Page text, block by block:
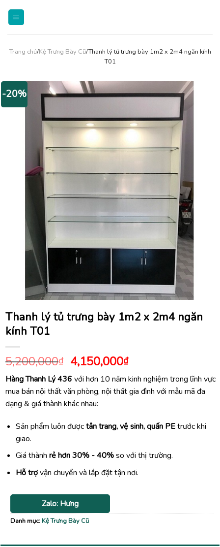
Trang chủ/Kệ Trưng Bày Cũ/Thanh lý tủ trưng bày 1m2 x 2m4 ngăn kính
T01
-20%
Thanh lý tủ trưng bày 1m2 x 2m4 ngăn
kính T01
5,200,000₫ Giá
gốc
là:
5,200,000₫.
4,150,000₫Giá
hiện
tại
là:
Hàng Thanh Lý 436 với hơn 10 năm kinh nghiệm trong lĩnh vực
mua bán nội thất văn phòng, nội thất gia đình với mẫu mã đa
dạng & giá thành khác nhau:
Sản phẩm luôn đượctân trang, vệ sinh, quấn PEtrước khi
giao.
Giá thành rẻ hơn 30% - 40%so với thị trường.
Hỗ trợvận chuyển và lắp đặt tận nơi.
Zalo: Hưng
Danh mục:Kệ Trưng Bày Cũ